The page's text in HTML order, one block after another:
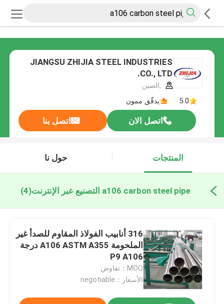
JIANGSU ZHIJIA STEEL INDUSTRIES
CO., LTD.
,الصين
5.0
يدقّق ممون
اتصل الان اتصل بنا
المنتجات حول نا
a106 carbon steel pipe التصنيع عبر الإنترنت (4)
316 أنابيب الفولاذ المقاوم للصدأ غير
الملحومة A106 ASTM A355 درجة
P9 A106
MOQ：تفاوض
الأسعار：negotiable